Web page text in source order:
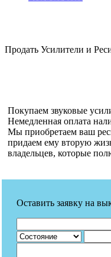
Продать Усилители и
Покупаем звуковые
Немедленная оплата
Мы приобретаем ваш
придаем ему вторую
владельцев, которые
Оставить заявку на